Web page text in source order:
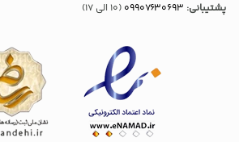
پشتیبانی: 09907630693 (10 الی 17)